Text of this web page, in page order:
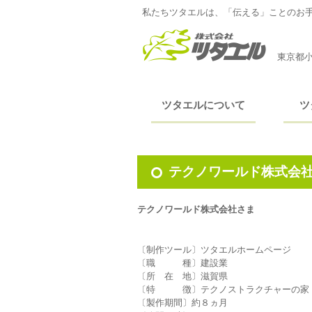
私たちツタエルは、「伝える」ことのお
東京都
ツタエルについて
テクノワールド株式会
テクノワールド株式会社さま
〔制作ツール〕ツタエルホームページ
〔職 種〕建設業
〔所 在 地〕滋賀県
〔特 徴〕テクノストラクチャーの家
〔製作期間〕約８ヵ月